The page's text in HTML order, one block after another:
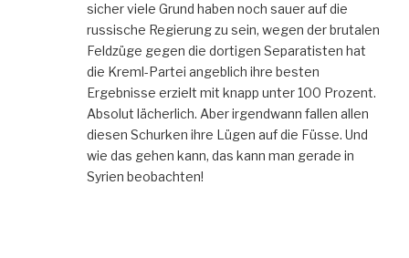
sicher viele Grund haben noch sauer auf die
russische Regierung zu sein, wegen der brutalen
Feldzüge gegen die dortigen Separatisten hat
die Kreml-Partei angeblich ihre besten
Ergebnisse erzielt mit knapp unter 100 Prozent.
Absolut lächerlich. Aber irgendwann fallen allen
diesen Schurken ihre Lügen auf die Füsse. Und
wie das gehen kann, das kann man gerade in
Syrien beobachten!